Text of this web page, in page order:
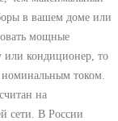
в вашем доме или
мощные
или кондиционер, то
номинальным током.
на
сети. В России